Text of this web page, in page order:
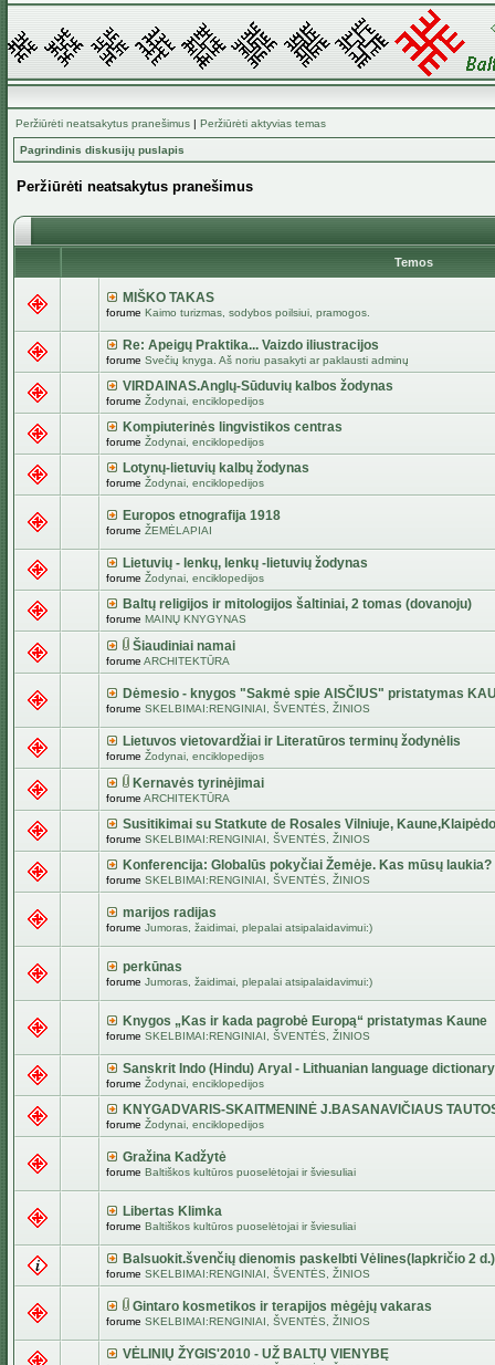
Peržiūrėti neatsakytus pranešimus | Peržiūrėti aktyvias temas
Pagrindinis diskusijų puslapis
Peržiūrėti neatsakytus pranešimus
Temos
MIŠKO TAKAS
forume Kaimo turizmas, sodybos poilsiui, pramogos.
Re: Apeigų Praktika... Vaizdo iliustracijos
forume Svečių knyga. Aš noriu pasakyti ar paklausti adminų
VIRDAINAS.Anglų-Sūduvių kalbos žodynas
forume Žodynai, enciklopedijos
Kompiuterinės lingvistikos centras
forume Žodynai, enciklopedijos
Lotynų-lietuvių kalbų žodynas
forume Žodynai, enciklopedijos
Europos etnografija 1918
forume ŽEMĖLAPIAI
Lietuvių - lenkų, lenkų -lietuvių žodynas
forume Žodynai, enciklopedijos
Baltų religijos ir mitologijos šaltiniai, 2 tomas (dovanoju)
forume MAINŲ KNYGYNAS
Šiaudiniai namai
forume ARCHITEKTŪRA
Dėmesio - knygos "Sakmė spie AISČIUS" pristatymas
forume SKELBIMAI:RENGINIAI, ŠVENTĖS, ŽINIOS
Lietuvos vietovardžiai ir Literatūros terminų žodynėlis
forume Žodynai, enciklopedijos
Kernavės tyrinėjimai
forume ARCHITEKTŪRA
Susitikimai su Statkute de Rosales Vilniuje,
forume SKELBIMAI:RENGINIAI, ŠVENTĖS, ŽINIOS
Konferencija: Globalūs pokyčiai Žemėje. Kas mūsų laukia?
forume SKELBIMAI:RENGINIAI, ŠVENTĖS, ŽINIOS
marijos radijas
forume Jumoras, žaidimai, plepalai atsipalaidavimui:)
perkūnas
forume Jumoras, žaidimai, plepalai atsipalaidavimui:)
Knygos „Kas ir kada pagrobė Europą“ pristatymas Kaune
forume SKELBIMAI:RENGINIAI, ŠVENTĖS, ŽINIOS
Sanskrit Indo (Hindu) Aryal - Lithuanian language dictionary
forume Žodynai, enciklopedijos
KNYGADVARIS-SKAITMENINĖ J.BASANAVIČIAUS
forume Žodynai, enciklopedijos
Gražina Kadžytė
forume Baltiškos kultūros puoselėtojai ir šviesuliai
Libertas Klimka
forume Baltiškos kultūros puoselėtojai ir šviesuliai
Balsuokit.švenčių dienomis paskelbti Vėlines(lapkričio 2 d.)
forume SKELBIMAI:RENGINIAI, ŠVENTĖS, ŽINIOS
Gintaro kosmetikos ir terapijos mėgėjų vakaras
forume SKELBIMAI:RENGINIAI, ŠVENTĖS, ŽINIOS
VĖLINIŲ ŽYGIS'2010 - UŽ BALTŲ VIENYBĘ